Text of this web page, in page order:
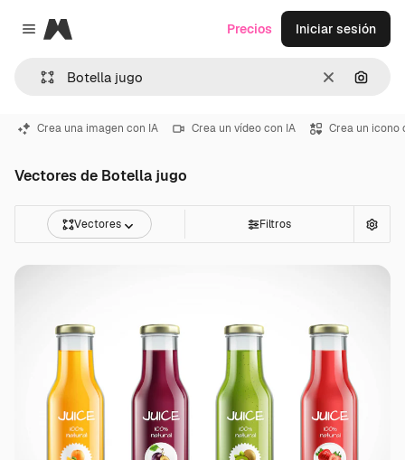
Close menu
Magnific
Borrar
Precios Iniciar sesión
Crea una imagen con IA Crea un vídeo con IA Crea un icono
Vectores de Botella jugo
Vectores Filtros